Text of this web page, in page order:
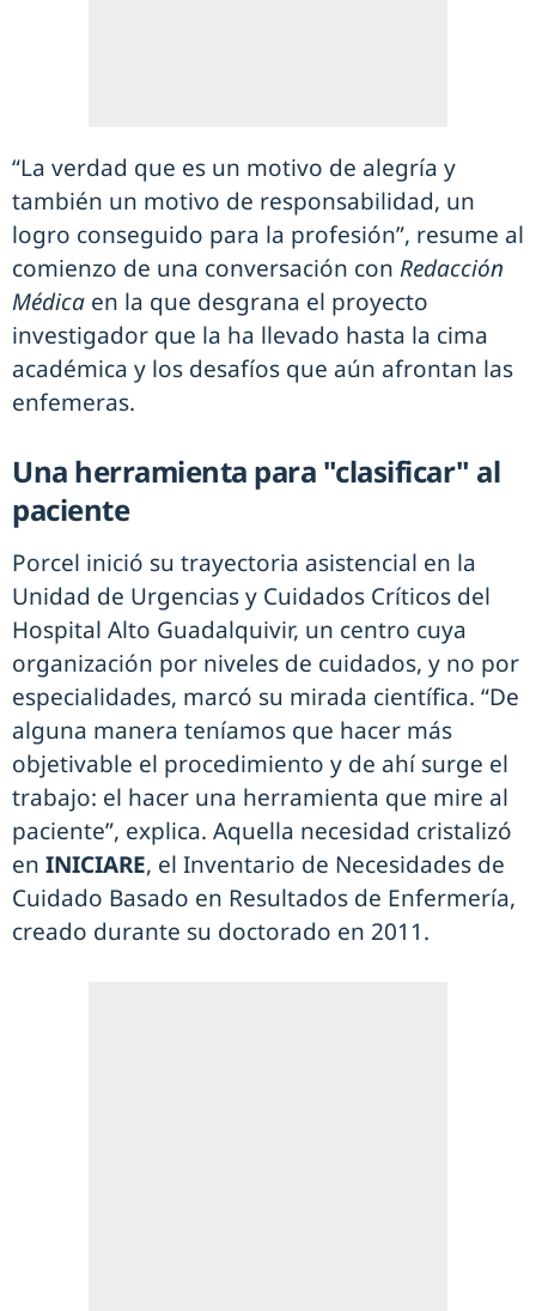
“La verdad que es un motivo de alegría y
también un motivo de responsabilidad, un
logro conseguido para la profesión”, resume al
comienzo de una conversación con Redacción
Médica en la que desgrana el proyecto
investigador que la ha llevado hasta la cima
académica y los desafíos que aún afrontan las
enfemeras.
Una herramienta para "clasificar" al
paciente
Porcel inició su trayectoria asistencial en la
Unidad de Urgencias y Cuidados Críticos del
Hospital Alto Guadalquivir, un centro cuya
organización por niveles de cuidados, y no por
especialidades, marcó su mirada científica. “De
alguna manera teníamos que hacer más
objetivable el procedimiento y de ahí surge el
trabajo: el hacer una herramienta que mire al
paciente”, explica. Aquella necesidad cristalizó
en INICIARE, el Inventario de Necesidades de
Cuidado Basado en Resultados de Enfermería,
creado durante su doctorado en 2011.